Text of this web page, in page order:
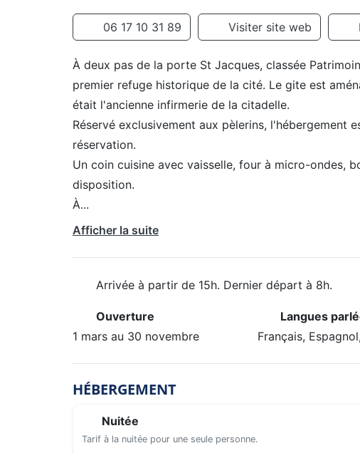
06 17 10 31 89 Visiter site web
À deux pas de la porte St Jacques, classée
premier refuge historique de la cité. Le gite est
était l'ancienne infirmerie de la citadelle.
Réservé exclusivement aux pèlerins, l'hébergement
réservation.
Un coin cuisine avec vaisselle, four à micro-ondes,
disposition.
À...
Afficher la suite
Arrivée à partir de 15h. Dernier départ à 8h.
Ouverture
1 mars au 30 novembre
Langues
Français,
HÉBERGEMENT
Nuitée
Tarif à la nuitée pour une seule personne.